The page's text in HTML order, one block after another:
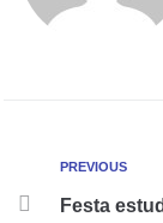
PREVIOUS
Festa